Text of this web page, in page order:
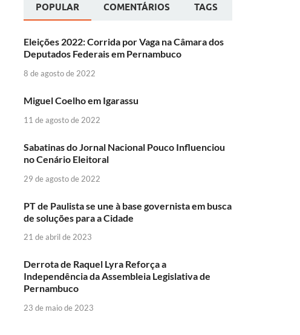
POPULAR COMENTÁRIOS TAGS
Eleições 2022: Corrida por Vaga na Câmara dos
Deputados Federais em Pernambuco
8 de agosto de 2022
Miguel Coelho em Igarassu
11 de agosto de 2022
Sabatinas do Jornal Nacional Pouco Influenciou
no Cenário Eleitoral
29 de agosto de 2022
PT de Paulista se une à base governista em busca
de soluções para a Cidade
21 de abril de 2023
Derrota de Raquel Lyra Reforça a
Independência da Assembleia Legislativa de
Pernambuco
23 de maio de 2023